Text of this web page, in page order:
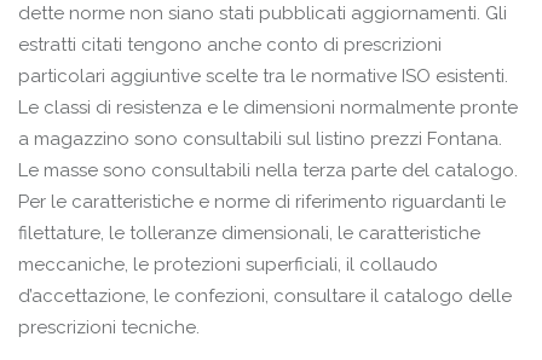
dette norme non siano stati pubblicati aggiornamenti. Gli
estratti citati tengono anche conto di prescrizioni
particolari aggiuntive scelte tra le normative ISO esistenti.
Le classi di resistenza e le dimensioni normalmente pronte
a magazzino sono consultabili sul listino prezzi Fontana.
Le masse sono consultabili nella terza parte del catalogo.
Per le caratteristiche e norme di riferimento riguardanti le
filettature, le tolleranze dimensionali, le caratteristiche
meccaniche, le protezioni superficiali, il collaudo
d’accettazione, le confezioni, consultare il catalogo delle
prescrizioni tecniche.